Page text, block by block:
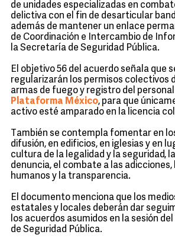
de unidades especializadas en
delictiva con el fin de desarticular
además de mantener un enlace
de Coordinación e Intercambio de
la Secretaría de Seguridad Pública.
El objetivo 56 del acuerdo señala que
regularizarán los permisos colectivos
armas de fuego y registro del
Plataforma México, para que
activo esté amparado en la licencia
También se contempla fomentar en
difusión, en edificios, en iglesias y en
cultura de la legalidad y la seguridad,
denuncia, el combate a las adicciones,
humanos y la transparencia.
El documento menciona que los
estatales y locales deberán dar
los acuerdos asumidos en la sesión
de Seguridad Pública.